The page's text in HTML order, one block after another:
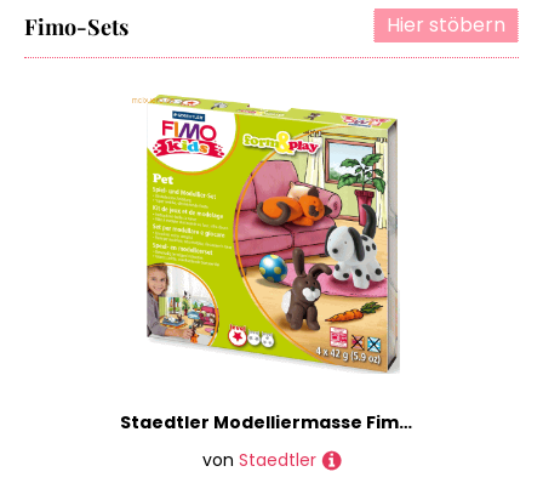
Hier stöbern
Fimo-Sets
Staedtler Modelliermasse Fimo Kids Form & Play Pets
von Staedtler